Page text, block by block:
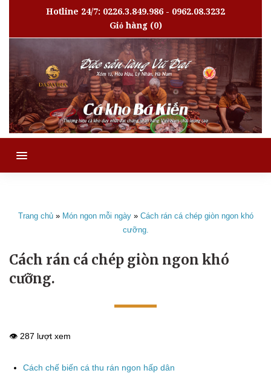
Hotline 24/7: 0226.3.849.986 - 0962.08.3232
Giỏ hàng(0)
MENU
Trang chủ» Món ngon mỗi ngày» Cách rán cá chép giòn ngon khó
cưỡng.
Cách rán cá chép giòn ngon khó
cưỡng.
👁️ 287 lượt xem
Cách chế biến cá thu rán ngon hấp dân